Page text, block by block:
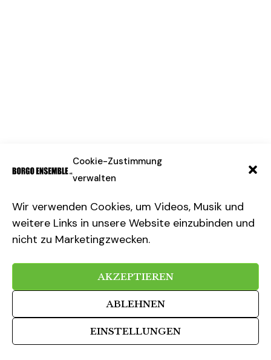
Cookie-Zustimmung
verwalten
Wir verwenden Cookies, um Videos, Musik und
weitere Links in unsere Website einzubinden und
nicht zu Marketingzwecken.
AKZEPTIEREN
ABLEHNEN
EINSTELLUNGEN